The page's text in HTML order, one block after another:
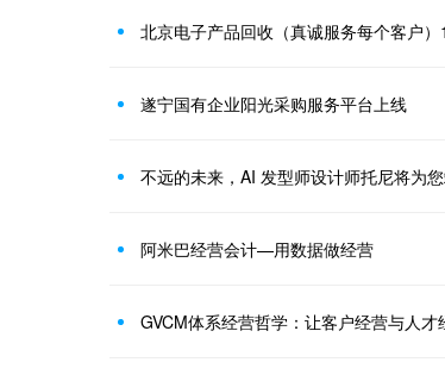
北京电子产品回收（真诚服务每个客户
遂宁国有企业阳光采购服务平台上线
不远的未来，AI 发型师设计师托尼将为
阿米巴经营会计—用数据做经营
GVCM体系经营哲学：让客户经营与人